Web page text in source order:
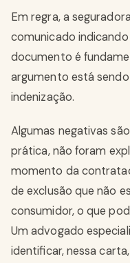
Em regra, a
comunicado
documento é
argumento está
indenização.
Algumas negativas
prática, não foram
momento da
de exclusão que não
consumidor, o que
Um advogado
identificar, nessa